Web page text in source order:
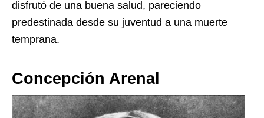
disfrutó de una buena salud, pareciendo
predestinada desde su juventud a una muerte
temprana.
Concepción Arenal